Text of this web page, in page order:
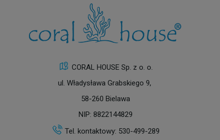
CORAL HOUSE Sp. z o. o.
ul. Władysława Grabskiego 9,
58-260 Bielawa
NIP: 8822144829
Tel. kontaktowy: 530-499-289